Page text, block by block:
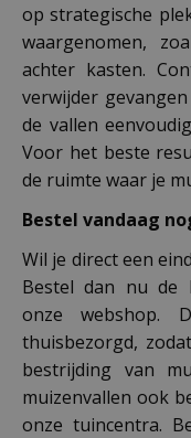
op strategische
waargenomen,
achter kasten.
verwijder
de vallen
Voor het beste
de ruimte waar je
Bestel vandaag
Wil je direct een
Bestel dan nu de
onze webshop.
thuisbezorgd,
bestrijding van
muizenvallen ook
onze tuincentra.